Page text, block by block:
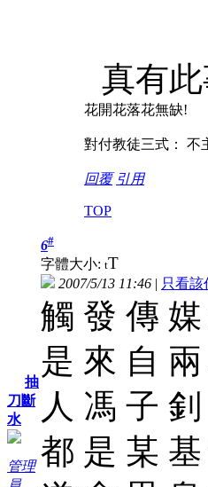
真有此
花開花落花無缺!
對付教徒三式： 不
回覆 引用
TOP
抽
刀斷
水
管理
6#
字體大小: tT
2007/5/13 11:46 | 只看該
觸 發 傳
是 來 自
人 馮 子
都 是 某